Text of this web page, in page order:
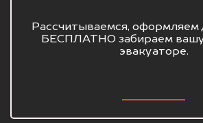
Рассчитываемся,
БЕСПЛАТНО забираем
эвакуаторе.